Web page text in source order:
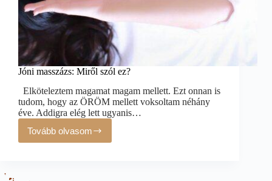
Jóni masszázs: Miről szól ez?
Elköteleztem magamat magam mellett. Ezt onnan is
tudom, hogy az ÖRÖM mellett voksoltam néhány
éve. Addigra elég lett ugyanis…
Tovább olvasom